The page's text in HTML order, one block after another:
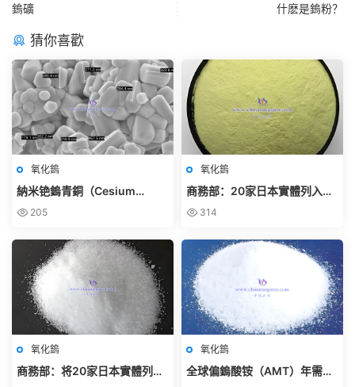
鎢礦 什麽是鎢粉？
猜你喜歡
氧化鎢
納米铯鎢青銅（Cesium
Tungsten Bronze，
205
氧化鎢
商務部：20家日本實體列入出
口管制管控名單
314
氧化鎢
商務部：将20家日本實體列入
氧化鎢
全球偏鎢酸铵（AMT）年需求